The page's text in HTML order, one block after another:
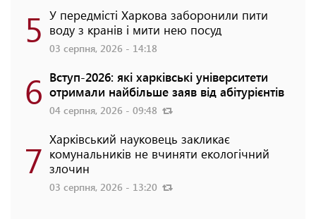
5 У передмісті Харкова заборонили пити
воду з кранів і мити нею посуд
03 серпня, 2026 - 14:18
6 Вступ-2026: які харківські університети
отримали найбільше заяв від абітурієнтів
04 серпня, 2026 - 09:48
7 Харківський науковець закликає
комунальників не вчиняти екологічний
злочин
03 серпня, 2026 - 13:20